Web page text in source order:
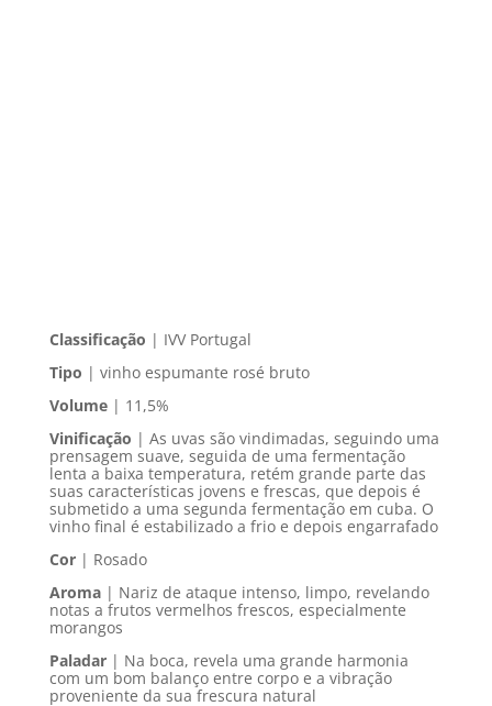
Classificação | IVV Portugal
Tipo | vinho espumante rosé bruto
Volume| 11,5%
Vinificação | As uvas são vindimadas, seguindo uma
prensagem suave, seguida de uma fermentação
lenta a baixa temperatura, retém grande parte das
suas características jovens e frescas, que depois é
submetido a uma segunda fermentação em cuba. O
vinho final é estabilizado a frio e depois engarrafado
Cor| Rosado
Aroma| Nariz de ataque intenso, limpo, revelando
notas a frutos vermelhos frescos, especialmente
morangos
Paladar| Na boca, revela uma grande harmonia
com um bom balanço entre corpo e a vibração
proveniente da sua frescura natural